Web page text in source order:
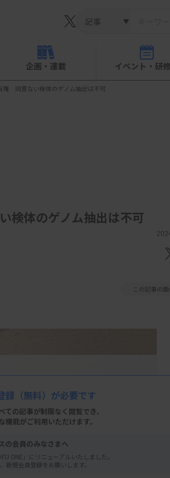
▼
企画・連載 イベント・研
権 同意ない検体のゲノム抽出は不可
検体のゲノム抽出は不可
この記事の
録 （無料）が必要です
の記事が制限なく閲覧でき、
能がご利用いただけます。
の会員のみなさまへ
ONE」にリニューアルいたしました。
新規会員登録をお願いします。